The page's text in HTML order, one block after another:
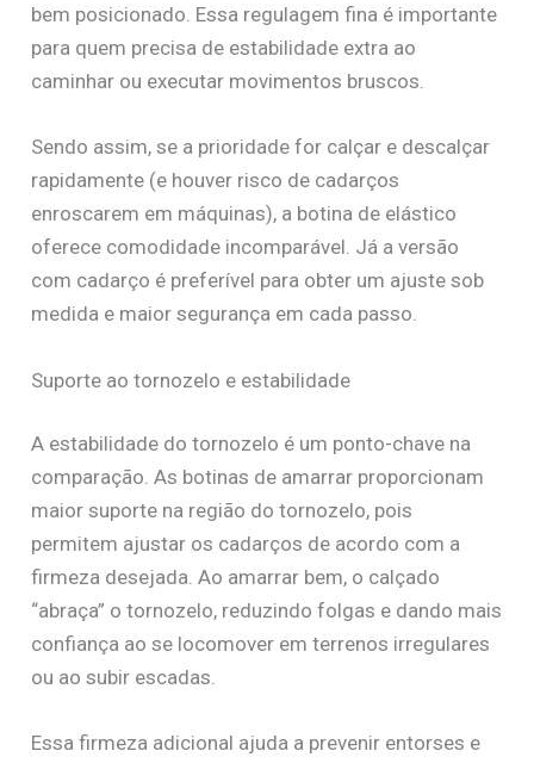
bem posicionado. Essa regulagem fina é importante
para quem precisa de estabilidade extra ao
caminhar ou executar movimentos bruscos.
Sendo assim, se a prioridade for calçar e descalçar
rapidamente (e houver risco de cadarços
enroscarem em máquinas), a botina de elástico
oferece comodidade incomparável. Já a versão
com cadarço é preferível para obter um ajuste sob
medida e maior segurança em cada passo.
Suporte ao tornozelo e estabilidade
A estabilidade do tornozelo é um ponto-chave na
comparação. As botinas de amarrar proporcionam
maior suporte na região do tornozelo, pois
permitem ajustar os cadarços de acordo com a
firmeza desejada. Ao amarrar bem, o calçado
“abraça” o tornozelo, reduzindo folgas e dando mais
confiança ao se locomover em terrenos irregulares
ou ao subir escadas.
Essa firmeza adicional ajuda a prevenir entorses e